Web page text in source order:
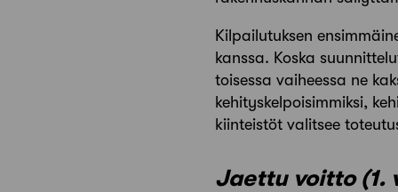
Kilpailutuksen
kanssa. Koska
toisessa vaiheessa ne
kehityskelpoisimmiksi,
kiinteistöt valitsee
Jaettu voitto (1.